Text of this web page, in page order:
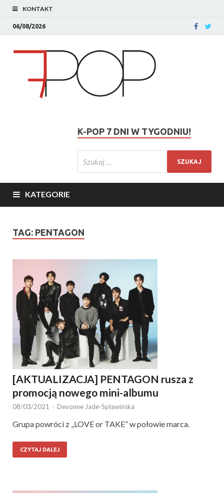
KONTAKT
06/08/2026
K-POP 7 DNI W TYGODNIU!
KATEGORIE
TAG: PENTAGON
[AKTUALIZACJA] PENTAGON rusza z
promocją nowego mini-albumu
08/03/2021 - Devonne Jade-Spławińska
Grupa powróci z „LOVE or TAKE” w połowie marca.
CZYTAJ DALEJ